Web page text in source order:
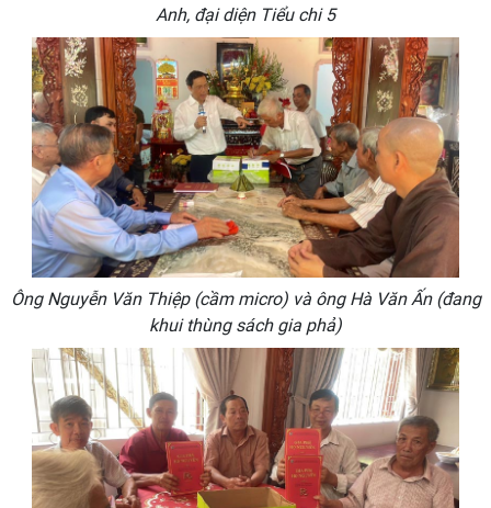
Anh, đại diện Tiểu chi 5
Ông Nguyễn Văn Thiệp (cầm micro) và ông Hà Văn Ấn (đang
khui thùng sách gia phả)